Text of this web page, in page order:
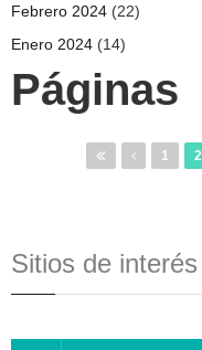
Febrero 2024 (22)
Enero 2024 (14)
Páginas
1 2
Sitios de interés